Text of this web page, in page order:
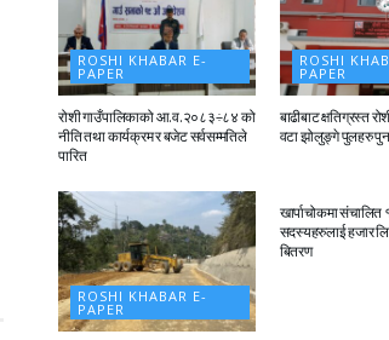
ROSHI KHABAR E-
PAPER
रोशी गाउँपालिकाको आ.व.२०८३÷८४ को
नीति तथा कार्यक्रम र बजेट सर्वसम्मतिले
पारित
ROSHI
PAPER
बाढीबाट क्षतिग्रस्त
वटा झोलुङ्गे पुलहरु
ROSHI KHABAR E-
PAPER
खार्पाचोकमा
सदस्यहरुलाई हजार
बितरण